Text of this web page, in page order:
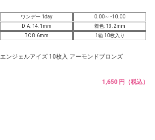
ワンデー 1day
0.00～ -10.00
DIA: 14.1mm
着色: 13.2mm
BC 8.6mm
1箱 10枚入り
エンジェルアイズ 10枚入 アーモンドブロンズ
1,650 円（税込）